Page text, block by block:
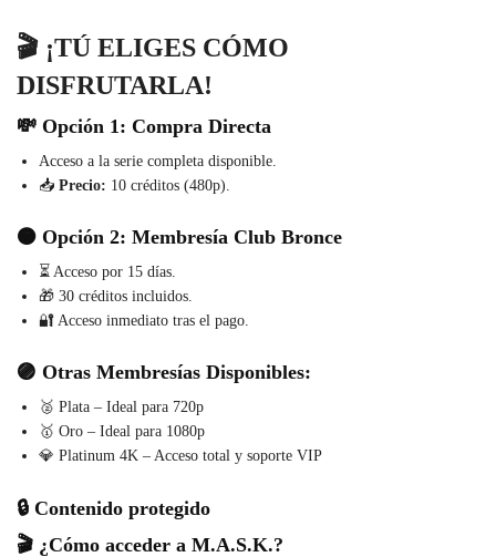
🎬 ¡TÚ ELIGES CÓMO
DISFRUTARLA!
💸 Opción 1: Compra Directa
Acceso a la serie completa disponible.
📥 Precio: 10 créditos (480p).
🟠 Opción 2: Membresía Club Bronce
⏳ Acceso por 15 días.
🎁 30 créditos incluidos.
🔐 Acceso inmediato tras el pago.
🟣 Otras Membresías Disponibles:
🥈 Plata – Ideal para 720p
🥇 Oro – Ideal para 1080p
💎 Platinum 4K – Acceso total y soporte VIP
🔒 Contenido protegido
🎬 ¿Cómo acceder a M.A.S.K.?